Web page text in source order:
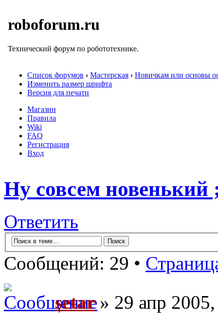
roboforum.ru
Технический форум по робототехнике.
Список форумов ‹ Мастерская ‹ Новичкам или основы
Изменить размер шрифта
Версия для печати
Магазин
Правила
Wiki
FAQ
Регистрация
Вход
Ну совсем новенький
Ответить
Сообщений: 29 •
setar» 29 апр